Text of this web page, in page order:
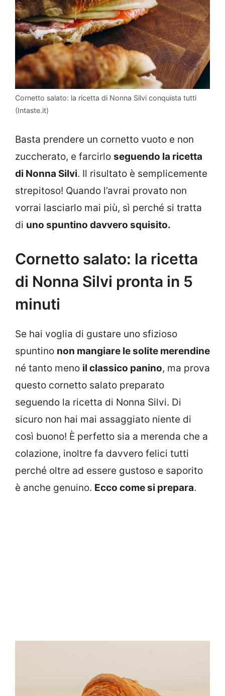
Cornetto salato: la ricetta di Nonna Silvi conquista tutti
(Intaste.it)
Basta prendere un cornetto vuoto e non
zuccherato, e farcirlo seguendo la ricetta
di Nonna Silvi. Il risultato è semplicemente
strepitoso! Quando l’avrai provato non
vorrai lasciarlo mai più, sì perché si tratta
di uno spuntino davvero squisito.
Cornetto salato: la ricetta
di Nonna Silvi pronta in 5
minuti
Se hai voglia di gustare uno sfizioso
spuntino non mangiare le solite merendine
né tanto meno il classico panino, ma prova
questo cornetto salato preparato
seguendo la ricetta di Nonna Silvi. Di
sicuro non hai mai assaggiato niente di
così buono! È perfetto sia a merenda che a
colazione, inoltre fa davvero felici tutti
perché oltre ad essere gustoso e saporito
è anche genuino. Ecco come si prepara.